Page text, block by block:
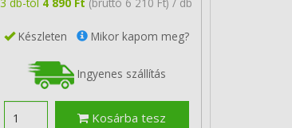
Készleten Mikor kapom meg?
Ingyenes szállítás
Kosárba tesz